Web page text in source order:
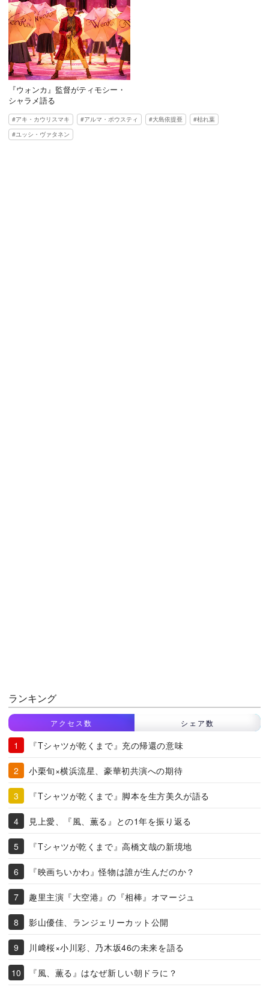
『ウォンカ』監督がティモシー・
シャラメ語る
アキ・カウリスマキ アルマ・ポウスティ 大島依提亜
枯れ葉
ユッシ・ヴァタネン
ランキング
アクセス数 シェア数
『Tシャツが乾くまで』充の帰還の意味
小栗旬×横浜流星、豪華初共演への期待
『Tシャツが乾くまで』脚本を生方美久が語る
見上愛、『風、薫る』との1年を振り返る
『Tシャツが乾くまで』高橋文哉の新境地
『映画ちいかわ』怪物は誰が生んだのか？
趣里主演『大空港』の『相棒』オマージュ
影山優佳、ランジェリーカット公開
川﨑桜×小川彩、乃木坂46の未来を語る
『風、薫る』はなぜ新しい朝ドラに？